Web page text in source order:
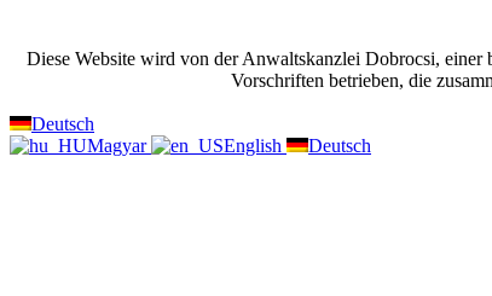
Diese Website wird von der Anwaltskanzlei Dobrocsi, einer
Vorschriften betrieben, die
Deutsch
Magyar
English Deutsch